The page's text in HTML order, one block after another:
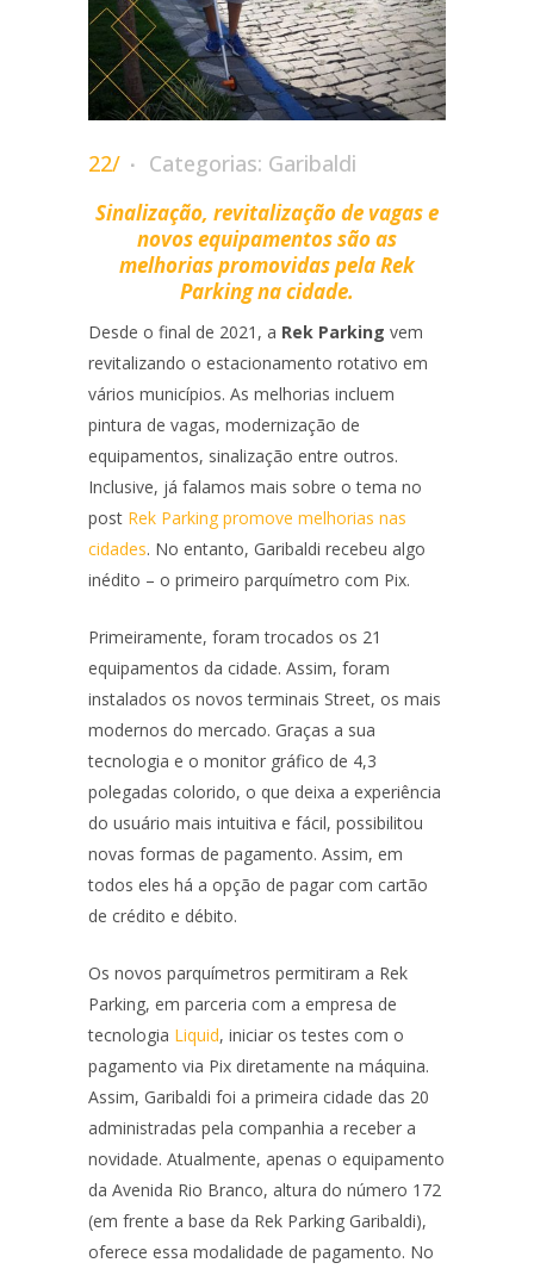
22/ Categorias: Garibaldi
Sinalização, revitalização de vagas e
novos equipamentos são as
melhorias promovidas pela Rek
Parking na cidade.
Desde o final de 2021, a Rek Parking vem
revitalizando o estacionamento rotativo em
vários municípios. As melhorias incluem
pintura de vagas, modernização de
equipamentos, sinalização entre outros.
Inclusive, já falamos mais sobre o tema no
post Rek Parking promove melhorias nas
cidades. No entanto, Garibaldi recebeu algo
inédito – o primeiro parquímetro com Pix.
Primeiramente, foram trocados os 21
equipamentos da cidade. Assim, foram
instalados os novos terminais Street, os mais
modernos do mercado. Graças a sua
tecnologia e o monitor gráfico de 4,3
polegadas colorido, o que deixa a experiência
do usuário mais intuitiva e fácil, possibilitou
novas formas de pagamento. Assim, em
todos eles há a opção de pagar com cartão
de crédito e débito.
Os novos parquímetros permitiram a Rek
Parking, em parceria com a empresa de
tecnologia Liquid, iniciar os testes com o
pagamento via Pix diretamente na máquina.
Assim, Garibaldi foi a primeira cidade das 20
administradas pela companhia a receber a
novidade. Atualmente, apenas o equipamento
da Avenida Rio Branco, altura do número 172
(em frente a base da Rek Parking Garibaldi),
oferece essa modalidade de pagamento. No